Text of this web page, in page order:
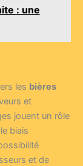
: une
les bières
et
jouent un rôle
biais
et de